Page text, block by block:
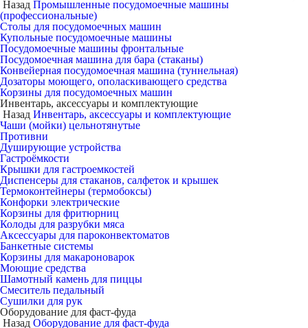
Назад Промышленные посудомоечные машины
(профессиональные)
Столы для посудомоечных машин
Купольные посудомоечные машины
Посудомоечные машины фронтальные
Посудомоечная машина для бара (стаканы)
Конвейерная посудомоечная машина (туннельная)
Дозаторы моющего, ополаскивающего средства
Корзины для посудомоечных машин
Инвентарь, аксессуары и комплектующие
Назад Инвентарь, аксессуары и комплектующие
Чаши (мойки) цельнотянутые
Противни
Душирующие устройства
Гастроёмкости
Крышки для гастроемкостей
Диспенсеры для стаканов, салфеток и крышек
Термоконтейнеры (термобоксы)
Конфорки электрические
Корзины для фритюрниц
Колоды для разрубки мяса
Аксессуары для пароконвектоматов
Банкетные системы
Корзины для макароноварок
Моющие средства
Шамотный камень для пиццы
Смеситель педальный
Сушилки для рук
Оборудование для фаст-фуда
Назад Оборудование для фаст-фуда